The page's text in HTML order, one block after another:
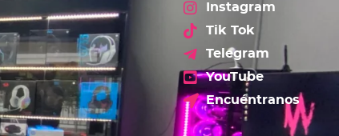
Instagram
Tik Tok
Telegram
YouTube
Encuéntranos